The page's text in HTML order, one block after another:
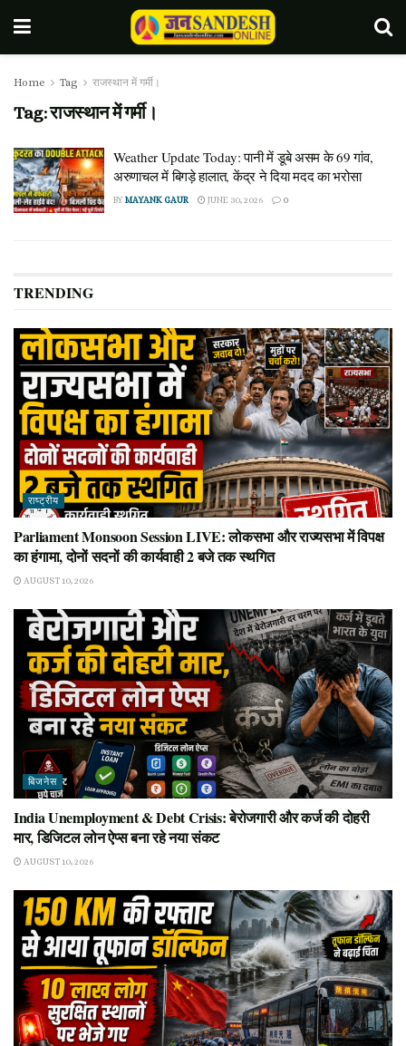
Home Tag राजस्थान में गर्मी।
Tag:राजस्थान में गर्मी।
Weather Update Today: पानी में डूबे असम के 69 गांव,
अरुणाचल में बिगड़े हालात, केंद्र ने दिया मदद का भरोसा
BYMAYANK GAUR JUNE 30, 2026 0
TRENDING
राष्ट्रीय
Parliament Monsoon Session LIVE: लोकसभा और राज्यसभा में विपक्ष
का हंगामा, दोनों सदनों की कार्यवाही 2 बजे तक स्थगित
AUGUST 10, 2026
बिजनेस
India Unemployment & Debt Crisis: बेरोजगारी और कर्ज की दोहरी
मार, डिजिटल लोन ऐप्स बना रहे नया संकट
AUGUST 10, 2026